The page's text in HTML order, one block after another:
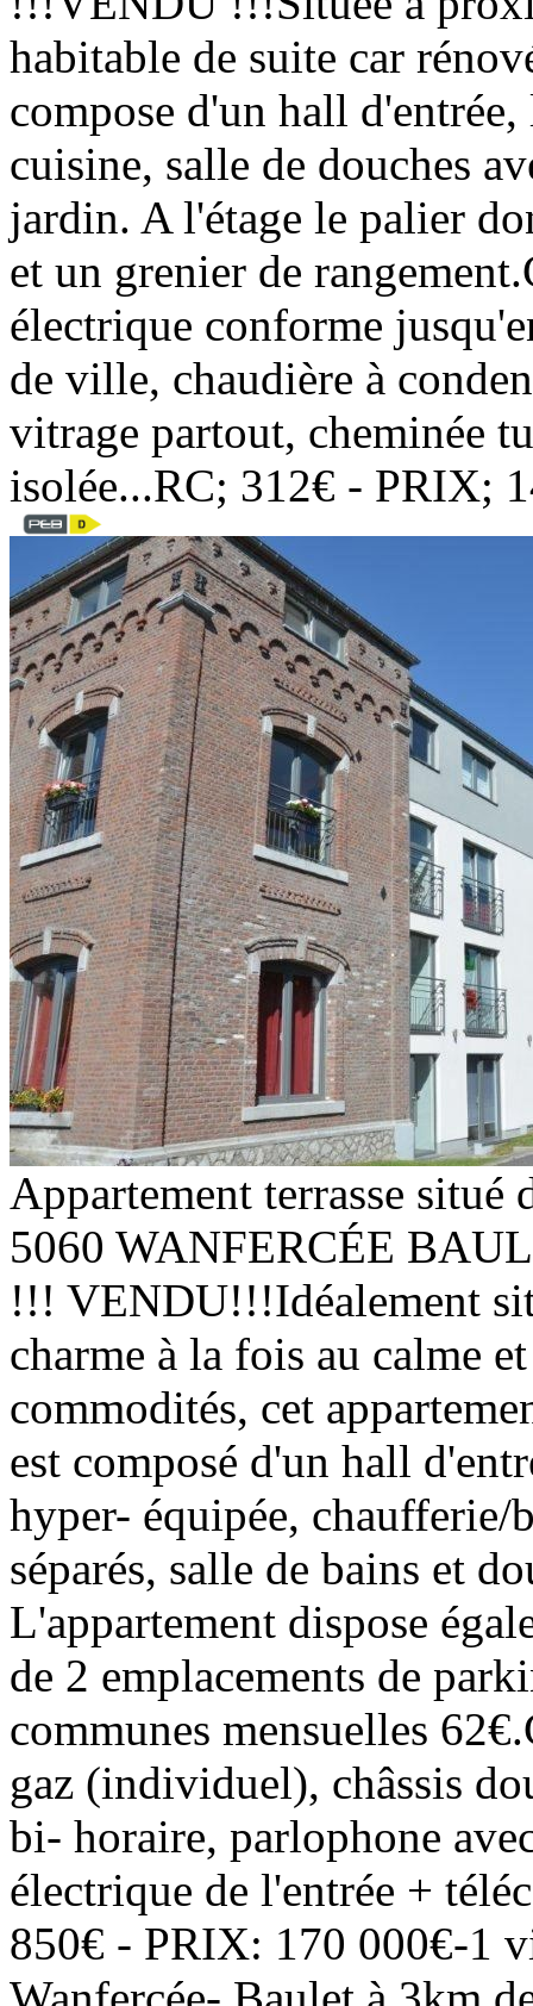
habitable de suite car
compose d'un hall
cuisine, salle de douches
jardin. A l'étage le palier
et un grenier de
électrique conforme
de ville, chaudière à
vitrage partout, cheminée
isolée...RC; 312€ - PRIX;
Appartement terrasse situé
5060 WANFERCÉE
!!! VENDU!!!Idéalement
charme à la fois au calme
commodités, cet
est composé d'un hall
hyper- équipée,
séparés, salle de bains et
L'appartement dispose
de 2 emplacements de
communes mensuelles
gaz (individuel), châssis
bi- horaire, parlophone
électrique de l'entrée +
850€ - PRIX: 170 000€-1